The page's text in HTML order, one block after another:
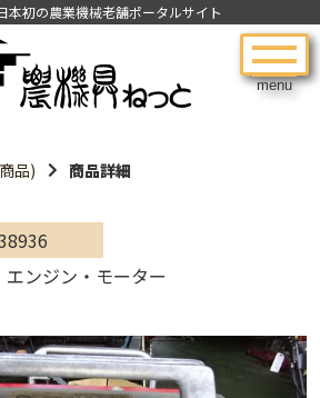
menu
本初の農業機械老舗ポータルサイト
品) 商品詳細
ンジン・モーター